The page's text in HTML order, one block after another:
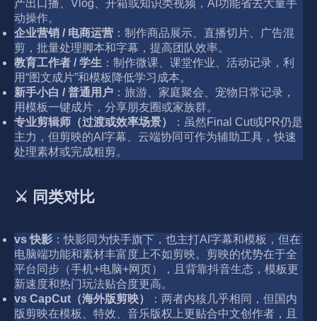
产出口播、Vlog、开箱或知识类视频，AI功能省去大量手
动操作。
企业营销 / 电商运营 ：制作商品展示、直播切片、广告混
剪，批量处理脚本和字幕，提高团队效率。
教育工作者 / 学生 ：制作微课、课堂作业、活动记录，利
用“图文成片”和模板降低学习成本。
新手小白 / 普通用户 ：旅游、家庭聚会、宠物日常记录，
用模板一键成片，分享朋友圈或家族群。
专业剪辑师（过渡或效率场景）
：虽然Final Cut或PR仍是
主力，但剪映的AI字幕、云端协同可作为辅助工具，快速
处理素材或完成粗剪。
⚔️ 同类对比
vs 快影 ：快影同为快手旗下，也主打AI字幕和模板，但在
电脑端功能和素材丰富度上不如剪映。剪映的优势在于全
平台同步（手机+电脑+网页），且背靠抖音生态，模板更
新速度和热门玩法贴合度更高。
vs CapCut（海外版剪映）
：两者内核几乎相同，但国内
版剪映在模板、特效、音乐版权上更贴合中文创作者，且